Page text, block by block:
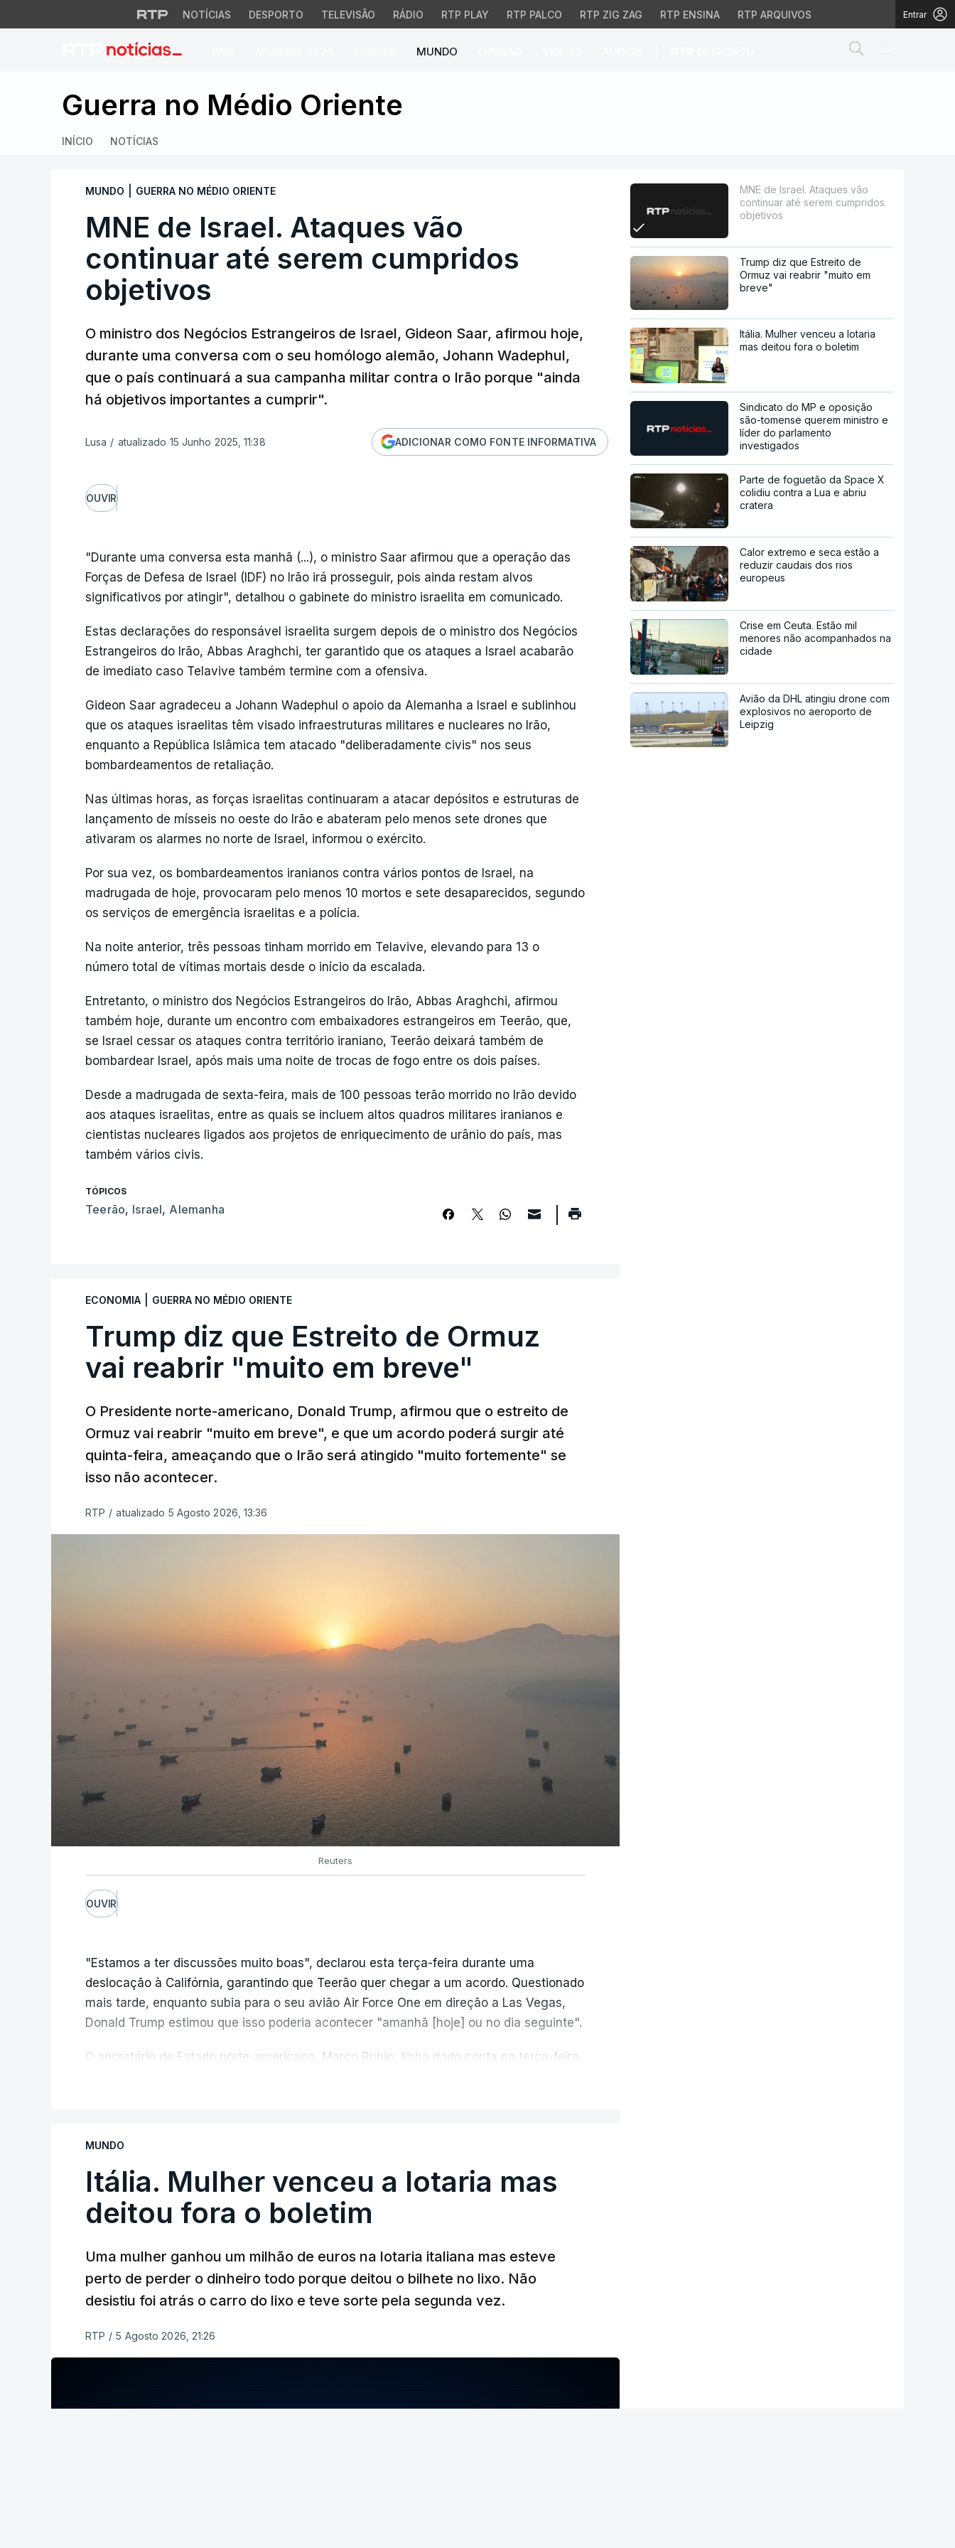
NOTÍCIAS DESPORTO TELEVISÃO RÁDIO RTP PLAY RTP PALCO RTP ZIG ZAG RTP ENSINA RTP ARQUIVOS Entrar
MUNDO
MNE de Israel. Ataques vão continuar até serem cumpridos
Guerra no Médio Oriente
INÍCIO NOTÍCIAS
MUNDO GUERRA NO MÉDIO ORIENTE
MNE de Israel. Ataques vão
continuar até serem cumpridos
objetivos
O ministro dos Negócios Estrangeiros de Israel, Gideon Saar, afirmou hoje,
durante uma conversa com o seu homólogo alemão, Johann Wadephul,
que o país continuará a sua campanha militar contra o Irão porque "ainda
há objetivos importantes a cumprir".
Lusa / atualizado 15 Junho 2025, 11:38 ADICIONAR COMO FONTE INFORMATIVA
OUVIR
"Durante uma conversa esta manhã (...), o ministro Saar afirmou que a operação das
Forças de Defesa de Israel (IDF) no Irão irá prosseguir, pois ainda restam alvos
significativos por atingir", detalhou o gabinete do ministro israelita em comunicado.
Estas declarações do responsável israelita surgem depois de o ministro dos Negócios
Estrangeiros do Irão, Abbas Araghchi, ter garantido que os ataques a Israel acabarão
de imediato caso Telavive também termine com a ofensiva.
Gideon Saar agradeceu a Johann Wadephul o apoio da Alemanha a Israel e sublinhou
que os ataques israelitas têm visado infraestruturas militares e nucleares no Irão,
enquanto a República Islâmica tem atacado "deliberadamente civis" nos seus
bombardeamentos de retaliação.
Nas últimas horas, as forças israelitas continuaram a atacar depósitos e estruturas de
lançamento de mísseis no oeste do Irão e abateram pelo menos sete drones que
ativaram os alarmes no norte de Israel, informou o exército.
Por sua vez, os bombardeamentos iranianos contra vários pontos de Israel, na
madrugada de hoje, provocaram pelo menos 10 mortos e sete desaparecidos, segundo
os serviços de emergência israelitas e a polícia.
Na noite anterior, três pessoas tinham morrido em Telavive, elevando para 13 o
número total de vítimas mortais desde o início da escalada.
Entretanto, o ministro dos Negócios Estrangeiros do Irão, Abbas Araghchi, afirmou
também hoje, durante um encontro com embaixadores estrangeiros em Teerão, que,
se Israel cessar os ataques contra território iraniano, Teerão deixará também de
bombardear Israel, após mais uma noite de trocas de fogo entre os dois países.
Desde a madrugada de sexta-feira, mais de 100 pessoas terão morrido no Irão devido
aos ataques israelitas, entre as quais se incluem altos quadros militares iranianos e
cientistas nucleares ligados aos projetos de enriquecimento de urânio do país, mas
também vários civis.
TÓPICOS
Teerão, Israel, Alemanha
ECONOMIA GUERRA NO MÉDIO ORIENTE
Trump diz que Estreito de Ormuz
vai reabrir "muito em breve"
O Presidente norte-americano, Donald Trump, afirmou que o estreito de
Ormuz vai reabrir "muito em breve", e que um acordo poderá surgir até
quinta-feira, ameaçando que o Irão será atingido "muito fortemente" se
isso não acontecer.
RTP / atualizado 5 Agosto 2026, 13:36
Reuters
OUVIR
"Estamos a ter discussões muito boas", declarou esta terça-feira durante uma
deslocação à Califórnia, garantindo que Teerão quer chegar a um acordo. Questionado
mais tarde, enquanto subia para o seu avião Air Force One em direção a Las Vegas,
Donald Trump estimou que isso poderia acontecer "amanhã [hoje] ou no dia seguinte".
O secretário de Estado norte-americano, Marco Rubio, tinha dado conta na terça-feira
está em discussão um acordo temporário de 60 dias para organizar a passagem
no estreito entre o Irão e o sultanato de Omã.
Este acordo preliminar prevê, segundo o Axios, que todo o transporte marítimo que
entre através do estreito utilize uma rota a norte nas águas iranianas, e que qualquer
sem portagens ou direitos de passagem. A via central seria desminada durante este
período de 60 dias.
MUNDO
Itália. Mulher venceu a lotaria mas
deitou fora o boletim
Uma mulher ganhou um milhão de euros na lotaria italiana mas esteve
perto de perder o dinheiro todo porque deitou o bilhete no lixo. Não
desistiu foi atrás o carro do lixo e teve sorte pela segunda vez.
RTP / 5 Agosto 2026, 21:26
MNE de Israel. Ataques vão
continuar até serem cumpridos
objetivos
Trump diz que Estreito de
Ormuz vai reabrir "muito em
breve"
Itália. Mulher venceu a lotaria
mas deitou fora o boletim
Sindicato do MP e oposição
são-tomense querem ministro e
líder do parlamento
investigados
Parte de foguetão da Space X
colidiu contra a Lua e abriu
cratera
Calor extremo e seca estão a
reduzir caudais dos rios
europeus
Crise em Ceuta. Estão mil
menores não acompanhados na
cidade
Avião da DHL atingiu drone com
explosivos no aeroporto de
Leipzig